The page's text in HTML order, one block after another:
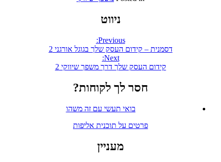
ניווט
Previous:
דסמנית – קידום העסק שלך בגוגל אורגני 2
Next:
קידום העסק שלך דרך משפך שיווקי 2
חסר לך לקוחות?
בואי תעשי עם זה משהו
פרטים על תוכנית אליפות
מעניין